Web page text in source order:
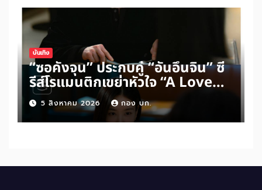
บันเทิง
“ซอคังจุน” ประกบคู่ “อันอึนจิน” ซี
รีส์โรแมนติกเขย่าหัวใจ “A Love
Other Than Yours”
5 สิงหาคม 2026 กอง บก.